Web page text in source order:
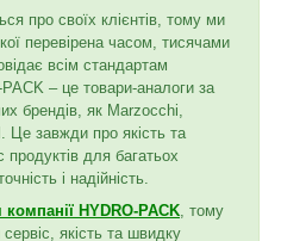
про своїх клієнтів, тому ми
перевірена часом, тисячами
всім стандартам
– це товари-аналоги за
брендів, як Marzocchi,
завжди про якість та
продуктів для багатьох
і надійність.
HYDRO-PACK , тому
якість та швидку